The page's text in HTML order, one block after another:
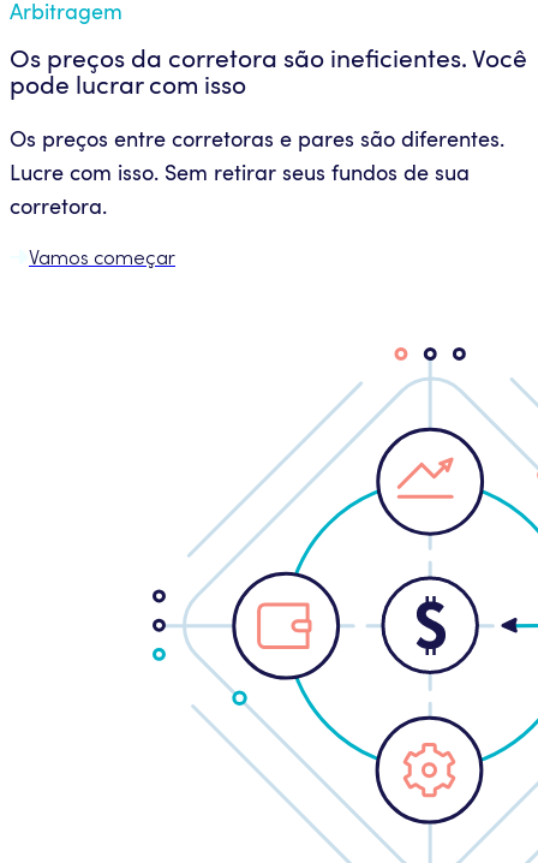
Arbitragem
Os preços da corretora são ineficientes. Você
pode lucrar com isso
Os preços entre corretoras e pares são diferentes.
Lucre com isso. Sem retirar seus fundos de sua
corretora.
Vamos começar